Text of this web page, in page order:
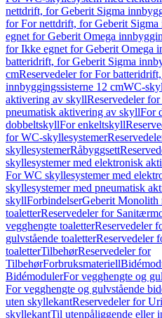
nettdrift, for Geberit Sigma
for For nettdrift, for Geberit Sigma
egnet for Geberit Omega
for Ikke egnet for Geberit Omega
batteridrift, for Geberit Sigma
cmReservedeler for For
innbyggingssisterne 12 cmWC-
aktivering av skyllReservedeler
pneumatisk aktivering av skyllFor
dobbeltskyllFor enkeltskyll
for WC-skyllesystemer
skyllesystemerRåbyggsett
skyllesystemer med elektronisk
For WC skyllesystemer med
skyllesystemer med pneumatisk
skyllForbindelserGeberit Monolith
toaletterReservedeler for
vegghengte toaletterReservedeler
gulvstående toaletterReservedeler
toaletterTilbehørReservedeler for
TilbehørForbruksmateriell
BidémodulerFor vegghengte og
For vegghengte og gulvstående
uten skyllekantReservedeler for
skyllekantTil utenpåliggende eller